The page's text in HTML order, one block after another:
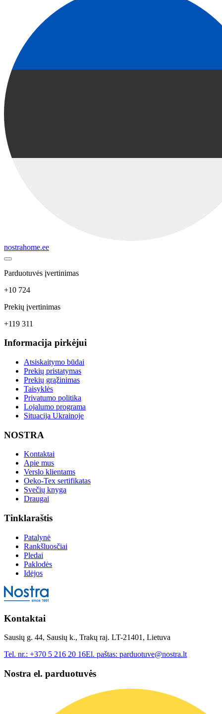
nostrahome.ee
Parduotuvės įvertinimas
+10 724
Prekių įvertinimas
+119 311
Informacija pirkėjui
Atsiskaitymo būdai
Prekių pristatymas
Prekių grąžinimas
Taisyklės
Privatumo politika
Lojalumo programa
Situacija Ukrainoje
NOSTRA
Kontaktai
Apie mus
Verslo klientams
Oeko-Tex sertifikatas
Svečių knyga
Draugai
Tinklaraštis
Patalynė
Rankšluosčiai
Pledai
Paklodės
Idėjos
Kontaktai
Sausių g. 44, Sausių k., Trakų raj. LT-21401, Lietuva
Tel. nr.: +370 5 216 20 16El. paštas: parduotuve@nostra.lt
Nostra el. parduotuvės